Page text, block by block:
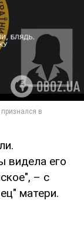
видела его
– с
матери.